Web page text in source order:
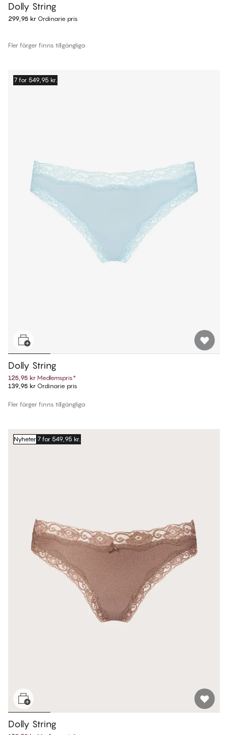
Dolly String
299,95 kr Ordinarie pris
Fler färger finns tillgängliga
7 for 549,95 kr.
Dolly String
125,95 kr Medlemspris*
139,95 kr Ordinarie pris
Fler färger finns tillgängliga
Nyheter 7 for 549,95 kr.
Dolly String